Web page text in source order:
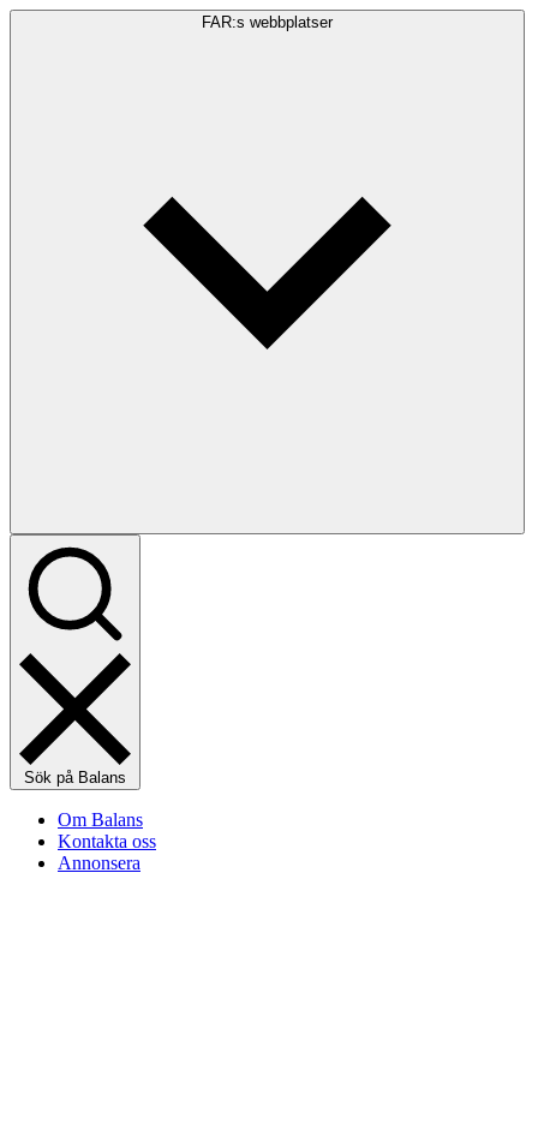
FAR:s webbplatser
Sök på Balans
Om Balans
Kontakta oss
Annonsera